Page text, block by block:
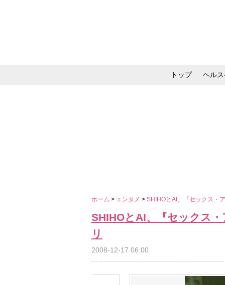
トップ ヘル
ホーム > エンタメ > SHIHOとAI、『セックス・
SHIHOとAI、『セックス
リ
2008-12-17 06:00